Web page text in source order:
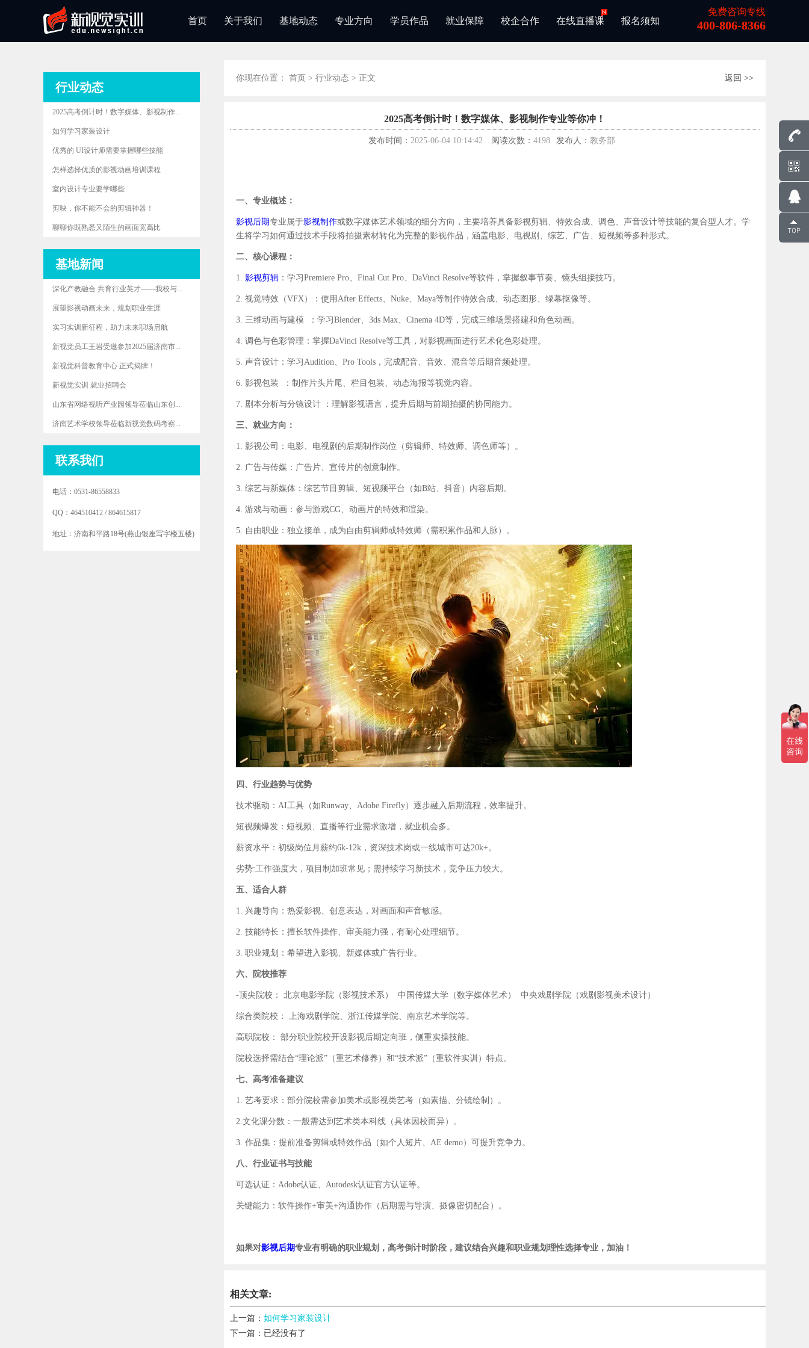
首页 关于我们 基地动态 专业方向 学员作品 就业保障 校企合作 在线直播课 报名须知
免费咨询专线
400-806-8366
行业动态
2025高考倒计时！数字媒体、影视制作...
如何学习家装设计
优秀的 UI设计师需要掌握哪些技能
怎样选择优质的影视动画培训课程
室内设计专业要学哪些
剪映，你不能不会的剪辑神器！
聊聊你既熟悉又陌生的画面宽高比
基地新闻
深化产教融合 共育行业英才——我校与...
展望影视动画未来，规划职业生涯
实习实训新征程，助力未来职场启航
新视觉员工王岩受邀参加2025届济南市...
新视觉科普教育中心 正式揭牌！
新视觉实训 就业招聘会
山东省网络视听产业园领导莅临山东创...
济南艺术学校领导莅临新视觉数码考察...
联系我们
电话：0531-86558833
QQ：464510412 / 864615817
地址：济南和平路18号(燕山银座写字楼五楼)
你现在位置： 首页 > 行业动态 > 正文 返回 >>
2025高考倒计时！数字媒体、影视制作专业等你冲！
发布时间： 2025-06-04 10:14:42 阅读次数： 4198 发布人： 教务部
一、专业概述：
影视后期专业属于影视制作或数字媒体艺术领域的细分方向，主要培养具备影视剪辑、特效合成、调色、声音设计等技能的复合型人才。学
生将学习如何通过技术手段将拍摄素材转化为完整的影视作品，涵盖电影、电视剧、综艺、广告、短视频等多种形式。
二、核心课程：
1. 影视剪辑 ： 学习Premiere Pro、Final Cut Pro、DaVinci Resolve等软件，掌握叙事节奏、镜头组接技巧。
2. 视觉特效（VFX）：使用After Effects、Nuke、Maya等制作特效合成、动态图形、绿幕抠像等。
3. 三维动画与建模 ： 学习Blender、3ds Max、Cinema 4D等，完成三维场景搭建和角色动画。
4. 调色与色彩管理： 掌握DaVinci Resolve等工具，对影视画面进行艺术化色彩处理。
5. 声音设计： 学习Audition、Pro Tools，完成配音、音效、混音等后期音频处理。
6. 影视包装 ： 制作片头片尾、栏目包装、动态海报等视觉内容。
7. 剧本分析与分镜设计 ： 理解影视语言，提升后期与前期拍摄的协同能力。
三、就业方向：
1. 影视公司： 电影、电视剧的后期制作岗位（剪辑师、特效师、调色师等）。
2. 广告与传媒： 广告片、宣传片的创意制作。
3. 综艺与新媒体： 综艺节目剪辑、短视频平台（如B站、抖音）内容后期。
4. 游戏与动画： 参与游戏CG、动画片的特效和渲染。
5. 自由职业： 独立接单，成为自由剪辑师或特效师（需积累作品和人脉）。
四、行业趋势与优势
技术驱动：AI工具（如Runway、 Adobe Firefly）逐步融入后期流程，效率提升。
短视频爆发： 短视频、直播等行业需求激增，就业机会多。
薪资水平： 初级岗位月薪约6k-12k ，资深技术岗或一线城市可达20k+。
劣势:工作强度大，项目制加班常见；需持续学习新技术，竞争压力较大。
五、适合人群
1. 兴趣导向：热爱影视、创意表达，对画面和声音敏感。
2. 技能特长：擅长软件操作、审美能力强，有耐心处理细节。
3. 职业规划：希望进入影视、新媒体或广告行业。
六、院校推荐
-顶尖院校： 北京电影学院（影视技术系） 中国传媒大学（数字媒体艺术） 中央戏剧学院（戏剧影视美术设计）
综合类院校： 上海戏剧学院、浙江传媒学院、南京艺术学院等。
高职院校： 部分职业院校开设影视后期定向班，侧重实操技能。
院校选择需结合“理论派”（重艺术修养）和“技术派”（重软件实训）特点。
七、高考准备建议
1. 艺考要求：部分院校需参加美术或影视类艺考（如素描、分镜绘制）。
2.文化课分数：一般需达到艺术类本科线（具体因校而异）。
3. 作品集：提前准备剪辑或特效作品（如个人短片、 AE demo）可提升竞争力。
八、行业证书与技能
可选认证： Adobe认证、 Autodesk认证官方认证等。
关键能力：软件操作+审美+沟通协作（后期需与导演、摄像密切配合）。
如果对影视后期专业有明确的职业规划，高考倒计时阶段，建议结合兴趣和职业规划理性选择专业，加油！
相关文章:
上一篇： 如何学习家装设计
下一篇：已经没有了
400-
8366